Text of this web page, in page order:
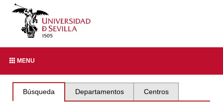
MENU
Búsqueda Departamentos Centros